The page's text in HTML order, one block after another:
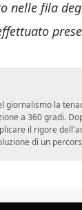
nelle fila
la
a 360 gradi.
il rigore
di un